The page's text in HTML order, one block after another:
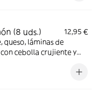
(8 uds.)
12,95 €
queso, láminas de
cebolla crujiente y